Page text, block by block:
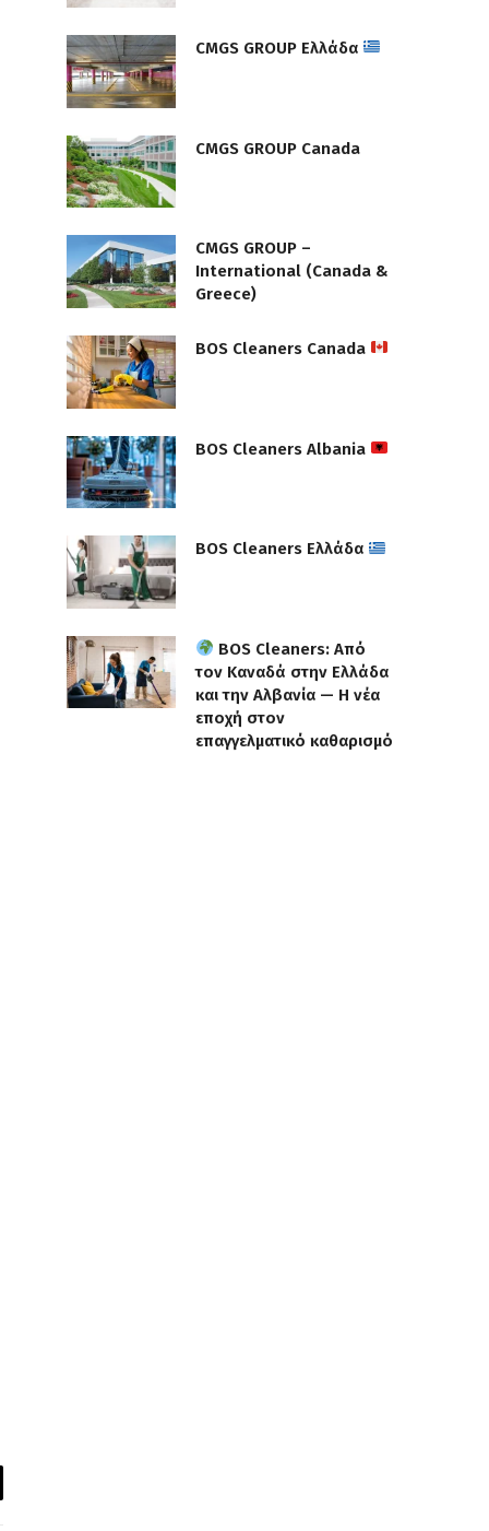
CMGS GROUP Ελλάδα
CMGS GROUP Canada
CMGS GROUP –
International (Canada &
Greece)
BOS Cleaners Canada
BOS Cleaners Albania
BOS Cleaners Ελλάδα
BOS Cleaners: Από
τον Καναδά στην Ελλάδα
και την Αλβανία — Η νέα
εποχή στον
επαγγελματικό καθαρισμό